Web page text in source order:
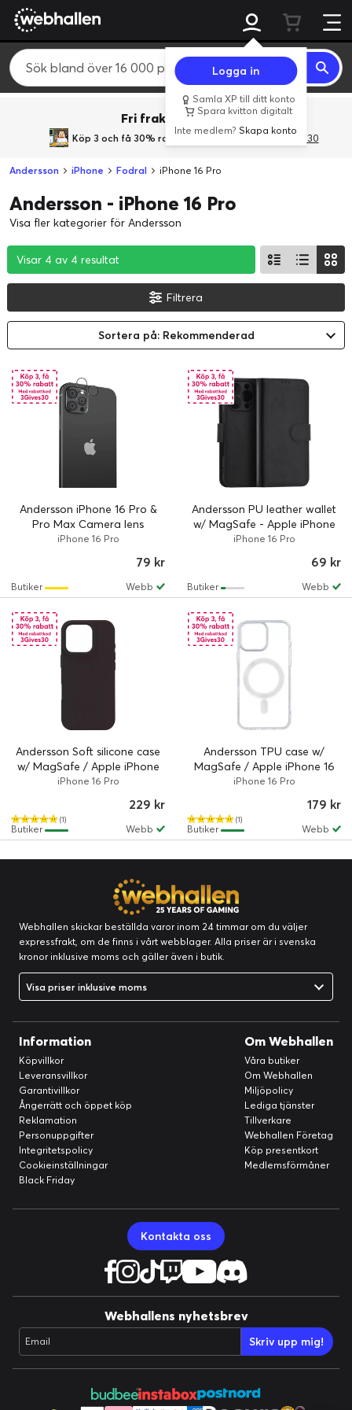
Logga in
Samla XP till ditt konto
Spara kvitton digitalt
Inte medlem?Skapa konto
Fri frakt över 800 kr.
Köp 3 och få 30% rabatt med rabattkoden 3Gives30
Andersson iPhone Fodral iPhone 16 Pro
Andersson - iPhone 16 Pro
Visa fler kategorier för Andersson
Visar 4 av 4 resultat
Visar 4 av 4 resultat
Visar 4 av 4 resultat
Filtrera
Sortera på: Rekommenderad
Andersson iPhone 16 Pro &
Pro Max Camera lens
protector tempered glass
iPhone 16 Pro
79 kr
Webb
Butiker
Andersson PU leather wallet
w/ MagSafe - Apple iPhone
16 Pro
iPhone 16 Pro
69 kr
Webb
Butiker
Andersson Soft silicone case
w/ MagSafe / Apple iPhone
16 Pro - Svart
iPhone 16 Pro
(1)
229 kr
Webb
Butiker
Andersson TPU case w/
MagSafe / Apple iPhone 16
Pro - Clear
iPhone 16 Pro
(1)
179 kr
Webb
Butiker
Webhallen skickar beställda varor inom 24 timmar om du väljer
expressfrakt, om de finns i vårt webblager. Alla priser är i svenska
kronor inklusive moms och gäller även i butik.
Visa priser inklusive moms
Information
Köpvillkor
Leveransvillkor
Garantivillkor
Ångerrätt och öppet köp
Reklamation
Personuppgifter
Integritetspolicy
Cookieinställningar
Black Friday
Om Webhallen
Våra butiker
Om Webhallen
Miljöpolicy
Lediga tjänster
Tillverkare
Webhallen Företag
Köp presentkort
Medlemsförmåner
Kontakta oss
Webhallens nyhetsbrev
Email Skriv upp mig!